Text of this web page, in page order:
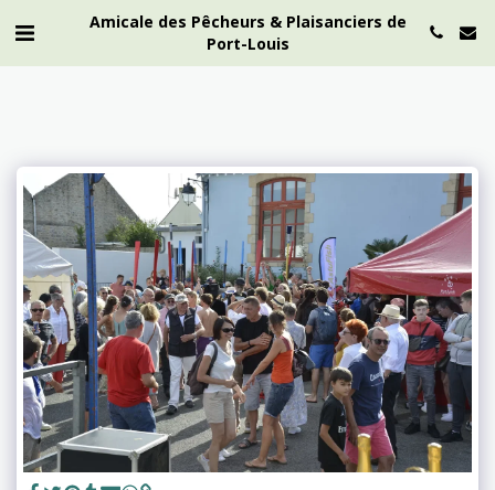
Amicale des Pêcheurs & Plaisanciers de
Port-Louis